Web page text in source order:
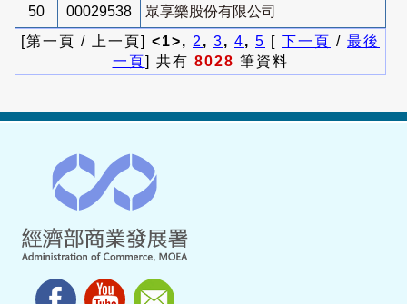
50 00029538
眾享樂股份有限公司
[第一頁 / 上一頁] <1>, 2 , 3, 4, 5 [ 下一頁 / 最後
一頁] 共有 8028 筆資料